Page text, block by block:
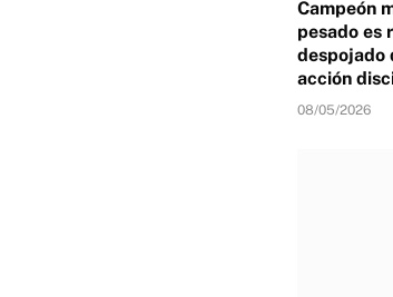
Campeón
pesado es
despojado
acción
08/05/2026